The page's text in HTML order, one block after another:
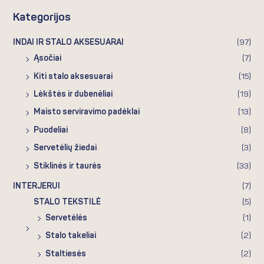
Kategorijos
INDAI IR STALO AKSESUARAI (97)
Ąsočiai (7)
Kiti stalo aksesuarai (15)
Lėkštės ir dubenėliai (19)
Maisto serviravimo padėklai (13)
Puodeliai (8)
Servetėlių žiedai (3)
Stiklinės ir taurės (33)
INTERJERUI (7)
STALO TEKSTILĖ (5)
Servetėlės (1)
Stalo takeliai (2)
Staltiesės (2)